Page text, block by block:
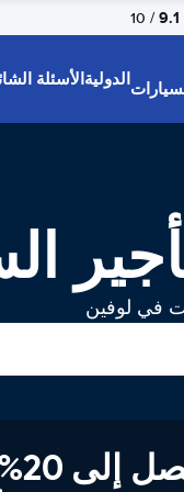
9.1
/ 10
الدوليةالأسئلة
في لوفين